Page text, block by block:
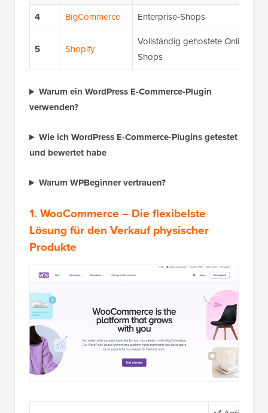
4 BigCommerce Enterprise-Shops
5 Shopify
Vollständig gehostete Online-
Shops
Warum ein WordPress E-Commerce-Plugin
verwenden?
Wie ich WordPress E-Commerce-Plugins getestet
und bewertet habe
Warum WPBeginner vertrauen?
1. WooCommerce – Die flexibelste
Lösung für den Verkauf physischer
Produkte